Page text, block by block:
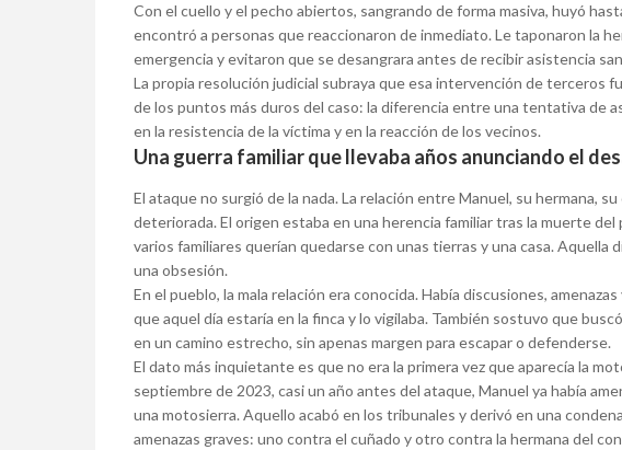
Con el cuello y el pecho abiertos, sangrando de forma masiva, huyó
encontró a personas que reaccionaron de inmediato. Le taponaron la
emergencia y evitaron que se desangrara antes de recibir asistencia
La propia resolución judicial subraya que esa intervención de terceros
de los puntos más duros del caso: la diferencia entre una tentativa de
en la resistencia de la víctima y en la reacción de los vecinos.
Una guerra familiar que llevaba años anunciando el
El ataque no surgió de la nada. La relación entre Manuel, su hermana,
deteriorada. El origen estaba en una herencia familiar tras la muerte
varios familiares querían quedarse con unas tierras y una casa.
una obsesión.
En el pueblo, la mala relación era conocida. Había discusiones,
que aquel día estaría en la finca y lo vigilaba. También sostuvo que
en un camino estrecho, sin apenas margen para escapar o defenderse.
El dato más inquietante es que no era la primera vez que aparecía la
septiembre de 2023, casi un año antes del ataque, Manuel ya había
una motosierra. Aquello acabó en los tribunales y derivó en una
amenazas graves: uno contra el cuñado y otro contra la hermana del